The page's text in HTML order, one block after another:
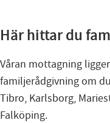
Här hittar du
Våran mottagning
familjerådgivning om
Tibro, Karlsborg,
Falköping.